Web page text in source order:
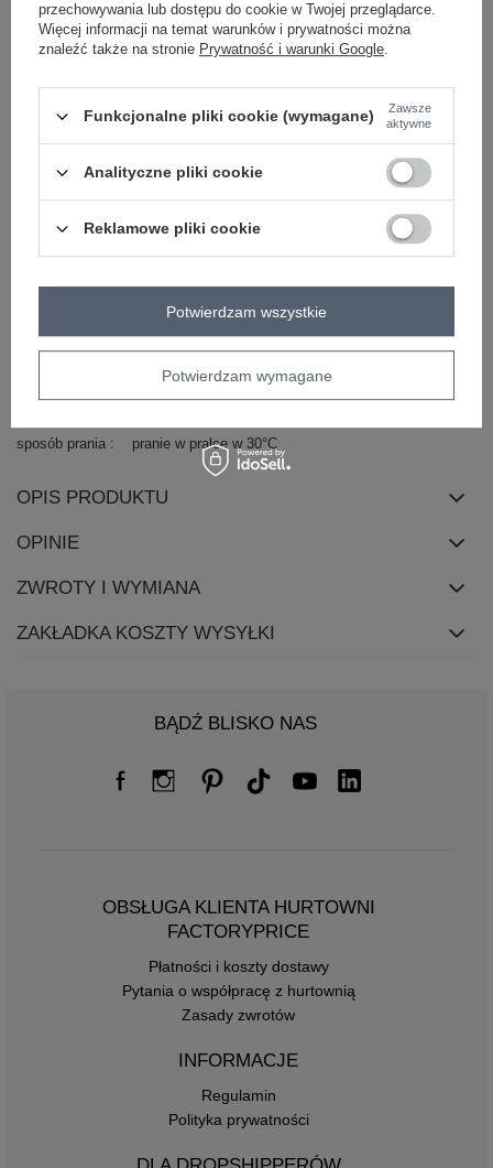
skład materiału : 100% poliester
sposób prania : pranie w pralce w 30°C
Kod produktu
DHJ-BO-16926-2.70
ITALY MODA
elegancki
motyw zwierzęcy
dominujący
poliester
okrągły
cechy
z podszewką marszczenia
skład materiału 100% poliester
sposób prania pranie w pralce w 30°C
OPIS PRODUKTU
OPINIE
ZWROTY I WYMIANA
ZAKŁADKA KOSZTY WYSYŁKI
BĄDŹ BLISKO NAS
OBSŁUGA KLIENTA HURTOWNI
FACTORYPRICE
Płatności i koszty dostawy
Pytania o współpracę z hurtownią
Zasady zwrotów
INFORMACJE
Regulamin
Polityka prywatności
przechowywania lub dostępu do cookie w Twojej przeglądarce.
Więcej informacji na temat warunków i prywatności można
znaleźć także na stronie Prywatność i warunki Google.
Funkcjonalne pliki cookie (wymagane)
Zawsze
aktywne
Analityczne pliki cookie
Reklamowe pliki cookie
Potwierdzam wymagane
Potwierdzam wszystkie